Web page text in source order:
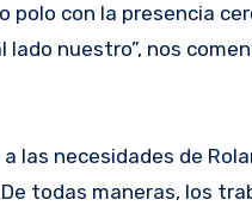
polo con la presencia
lado nuestro”, nos
las necesidades de
todas maneras, los